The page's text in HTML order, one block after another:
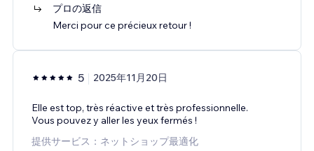
プロの返信
Merci pour ce précieux retour !
5 2025年11月20日
Elle est top, très réactive et très professionnelle.
Vous pouvez y aller les yeux fermés !
提供サービス：ネットショップ最適化